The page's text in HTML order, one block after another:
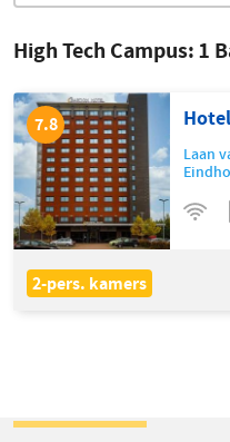
High Tech Campus:1
7.8
Laan
2-pers. kamers